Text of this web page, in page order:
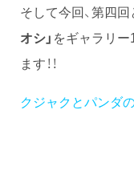
そして今回、第四
オシ」 をギャラリー
ます！！
クジャクとパンダ